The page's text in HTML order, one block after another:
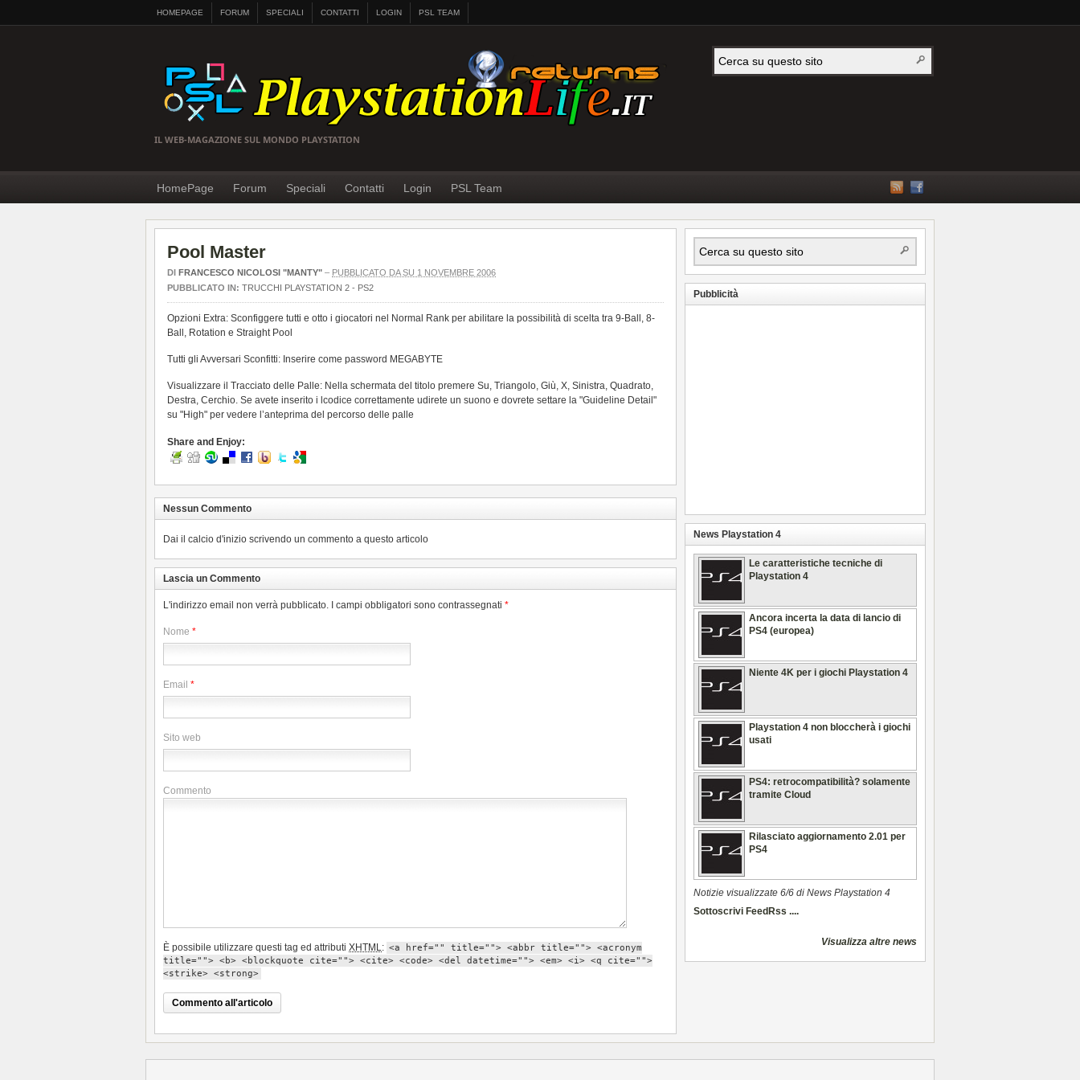
HOMEPAGE FORUM SPECIALI CONTATTI LOGIN PSL TEAM
IL WEB-MAGAZIONE SUL MONDO PLAYSTATION
HomePage Forum Speciali Contatti Login PSL Team
Pool Master
DI FRANCESCO NICOLOSI "MANTY" – PUBBLICATO DA SU 1 NOVEMBRE 2006
PUBBLICATO IN: TRUCCHI PLAYSTATION 2 - PS2
Opzioni Extra: Sconfiggere tutti e otto i giocatori nel Normal Rank per abilitare la possibilità di scelta tra 9-Ball, 8-
Ball, Rotation e Straight Pool
Tutti gli Avversari Sconfitti: Inserire come password MEGABYTE
Visualizzare il Tracciato delle Palle: Nella schermata del titolo premere Su, Triangolo, Giù, X, Sinistra, Quadrato,
Destra, Cerchio. Se avete inserito i lcodice correttamente udirete un suono e dovrete settare la "Guideline Detail"
su "High" per vedere l’anteprima del percorso delle palle
Share and Enjoy:
Nessun Commento
Dai il calcio d'inizio scrivendo un commento a questo articolo
Lascia un Commento
L'indirizzo email non verrà pubblicato. I campi obbligatori sono contrassegnati *
Nome *
Email *
Sito web
Commento
È possibile utilizzare questi tag ed attributi XHTML: <a href="" title=""> <abbr title=""> <acronym
title=""> <b> <blockquote cite=""> <cite> <code> <del datetime=""> <em> <i> <q cite="">
<strike> <strong>
Pubblicità
News Playstation 4
Le caratteristiche tecniche di
Playstation 4
Ancora incerta la data di lancio di
PS4 (europea)
Niente 4K per i giochi Playstation 4
Playstation 4 non bloccherà i giochi
usati
PS4: retrocompatibilità? solamente
tramite Cloud
Rilasciato aggiornamento 2.01 per
PS4
Notizie visualizzate 6/6 di News Playstation 4
Sottoscrivi FeedRss ....
Visualizza altre news